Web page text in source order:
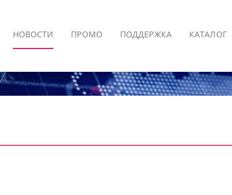
НОВОСТИ ПРОМО ПОДДЕРЖКА КАТАЛОГ